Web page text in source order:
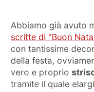
Abbiamo già avuto
scritte di “Buon
con tantissime
della festa,
vero e proprio
tramite il quale